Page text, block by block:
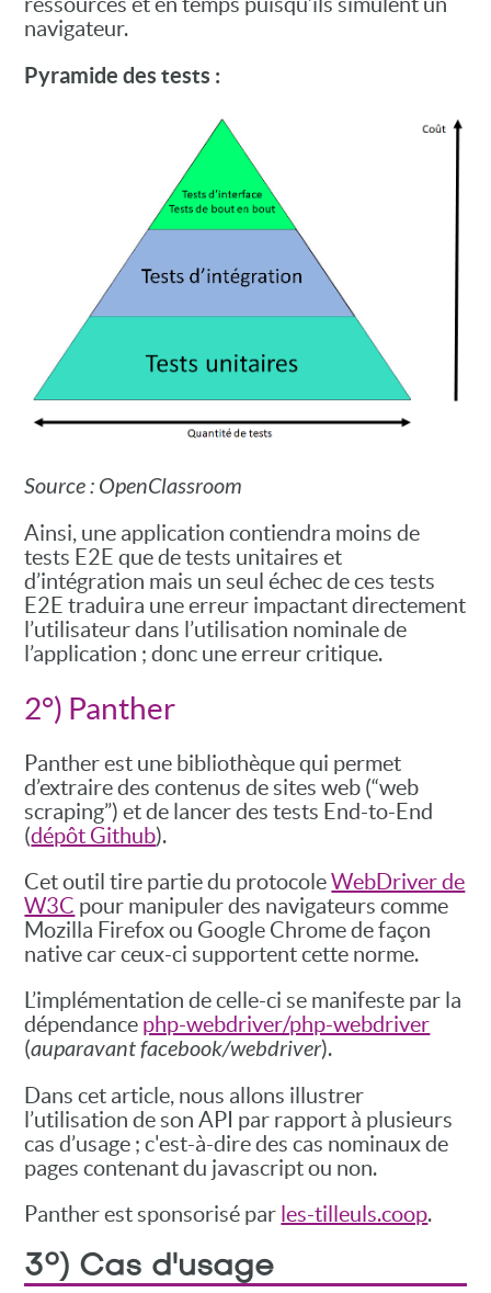
navigateur.
Pyramide des tests :
Source : OpenClassroom
Ainsi, une application contiendra moins de
tests E2E que de tests unitaires et
d’intégration mais un seul échec de ces tests
E2E traduira une erreur impactant directement
l’utilisateur dans l’utilisation nominale de
l’application ; donc une erreur critique.
2°) Panther
Panther est une bibliothèque qui permet
d’extraire des contenus de sites web (“web
scraping”) et de lancer des tests End-to-End
(dépôt Github).
Cet outil tire partie du protocoleWebDriver de
W3C pour manipuler des navigateurs comme
Mozilla Firefox ou Google Chrome de façon
native car ceux-ci supportent cette norme.
L’implémentation de celle-ci se manifeste par la
dépendance php-webdriver/php-webdriver
(auparavant facebook/webdriver).
Dans cet article, nous allons illustrer
l’utilisation de son API par rapport à plusieurs
cas d’usage ; c'est-à-dire des cas nominaux de
pages contenant du javascript ou non.
Panther est sponsorisé par les-tilleuls.coop.
3°) Cas d'usage